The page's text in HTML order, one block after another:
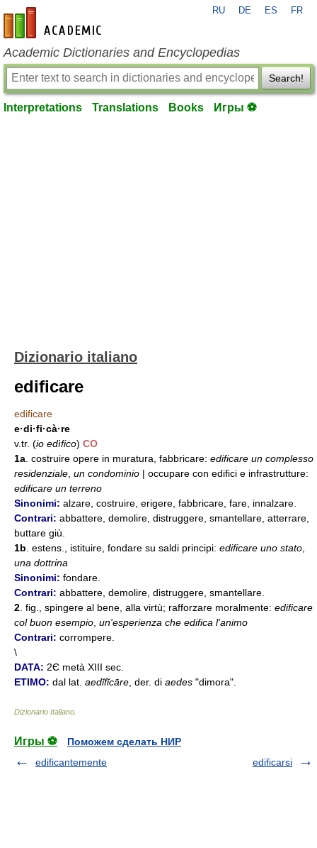
en-academic.com
RU DE ES FR
Academic Dictionaries and Encyclopedias
Search!
Interpretations Translations Books Игры ⚽
Dizionario italiano
edificare
edificare
e·di·fi·cà·re
v.tr. (io edìfico) CO
1a . costruire opere in muratura, fabbricare: edificare un complesso
residenziale un condominio | occupare con edifici e infrastrutture:
edificare un terreno
Sinonimi: alzare, costruire, erigere, fabbricare, fare, innalzare.
Contrari: abbattere, demolire, distruggere, smantellare, atterrare,
buttare giù.
1b . estens., istituire, fondare su saldi principi: edificare uno stato
una dottrina
Sinonimi: fondare.
Contrari: abbattere, demolire, distruggere, smantellare.
2 . fig., spingere al bene, alla virtù; rafforzare moralmente: edificare
col buon esempio un'esperienza che edifica l'animo
Contrari: corrompere.
\
DATA: 2Є metà XIII sec.
ETIMO: dal lat. aedĭfĭcāre , der. di aedes "dimora".
Dizionario Italiano
Игры ⚽
Поможем сделать НИР
edificantemente
edificarsi